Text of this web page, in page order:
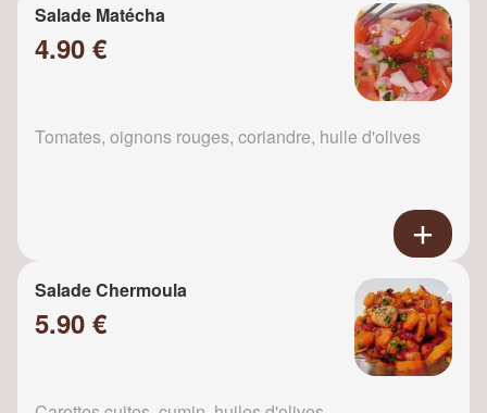
Salade Matécha
4.90 €
Tomates, oignons rouges, coriandre, huile d'olives
Salade Chermoula
5.90 €